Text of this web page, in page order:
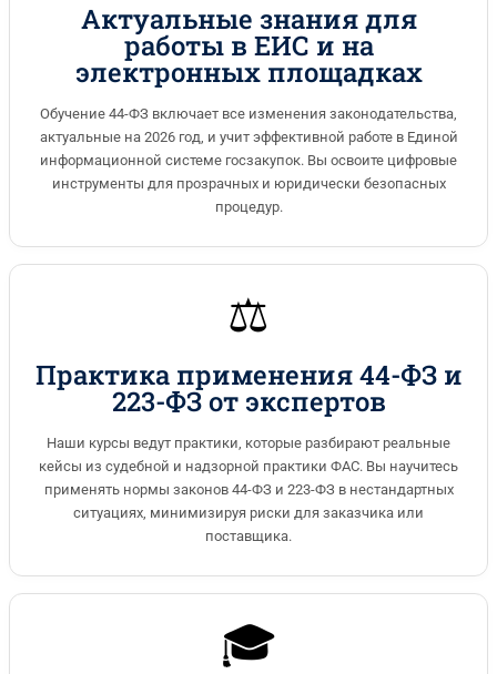
Актуальные знания для
работы в ЕИС и на
электронных площадках
Обучение 44-ФЗ включает все изменения законодательства,
актуальные на 2026 год, и учит эффективной работе в Единой
информационной системе госзакупок. Вы освоите цифровые
инструменты для прозрачных и юридически безопасных
процедур.
⚖️
Практика применения 44-ФЗ и
223-ФЗ от экспертов
Наши курсы ведут практики, которые разбирают реальные
кейсы из судебной и надзорной практики ФАС. Вы научитесь
применять нормы законов 44-ФЗ и 223-ФЗ в нестандартных
ситуациях, минимизируя риски для заказчика или
поставщика.
🎓